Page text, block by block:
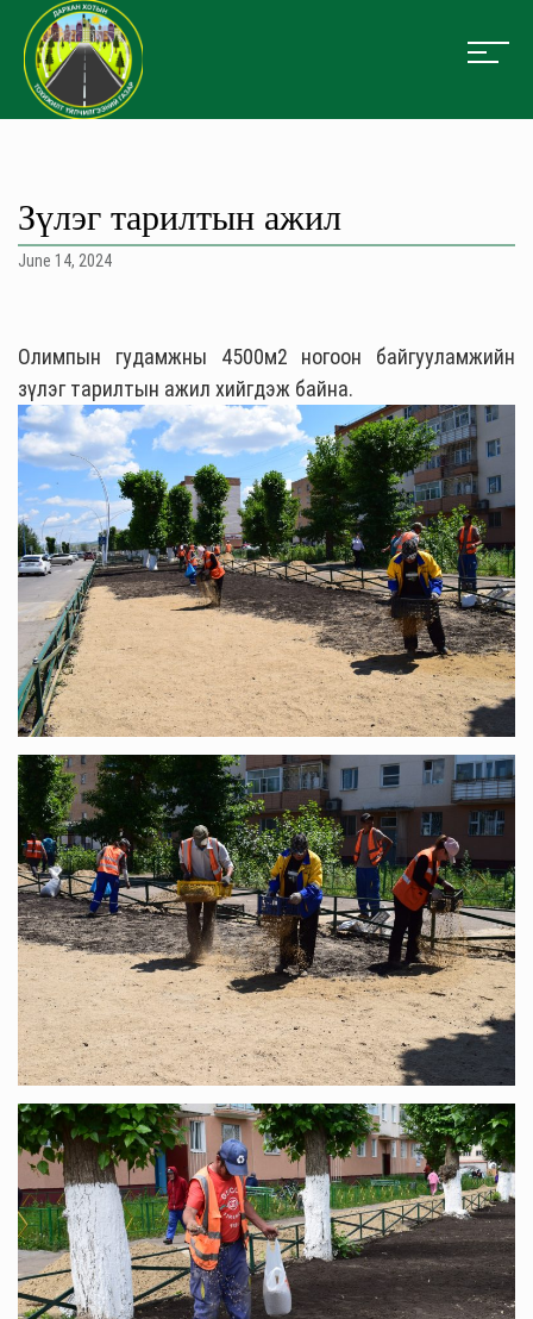
Зүлэг тарилтын ажил
June 14, 2024
Олимпын гудамжны 4500м2 ногоон байгууламжийн
зүлэг тарилтын ажил хийгдэж байна.